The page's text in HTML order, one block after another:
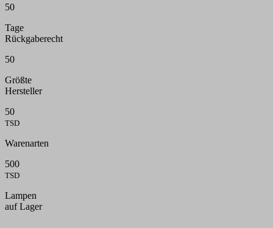
50
Tage
Rückgaberecht
50
Größte
Hersteller
50
TSD
Warenarten
500
TSD
Lampen
auf Lager